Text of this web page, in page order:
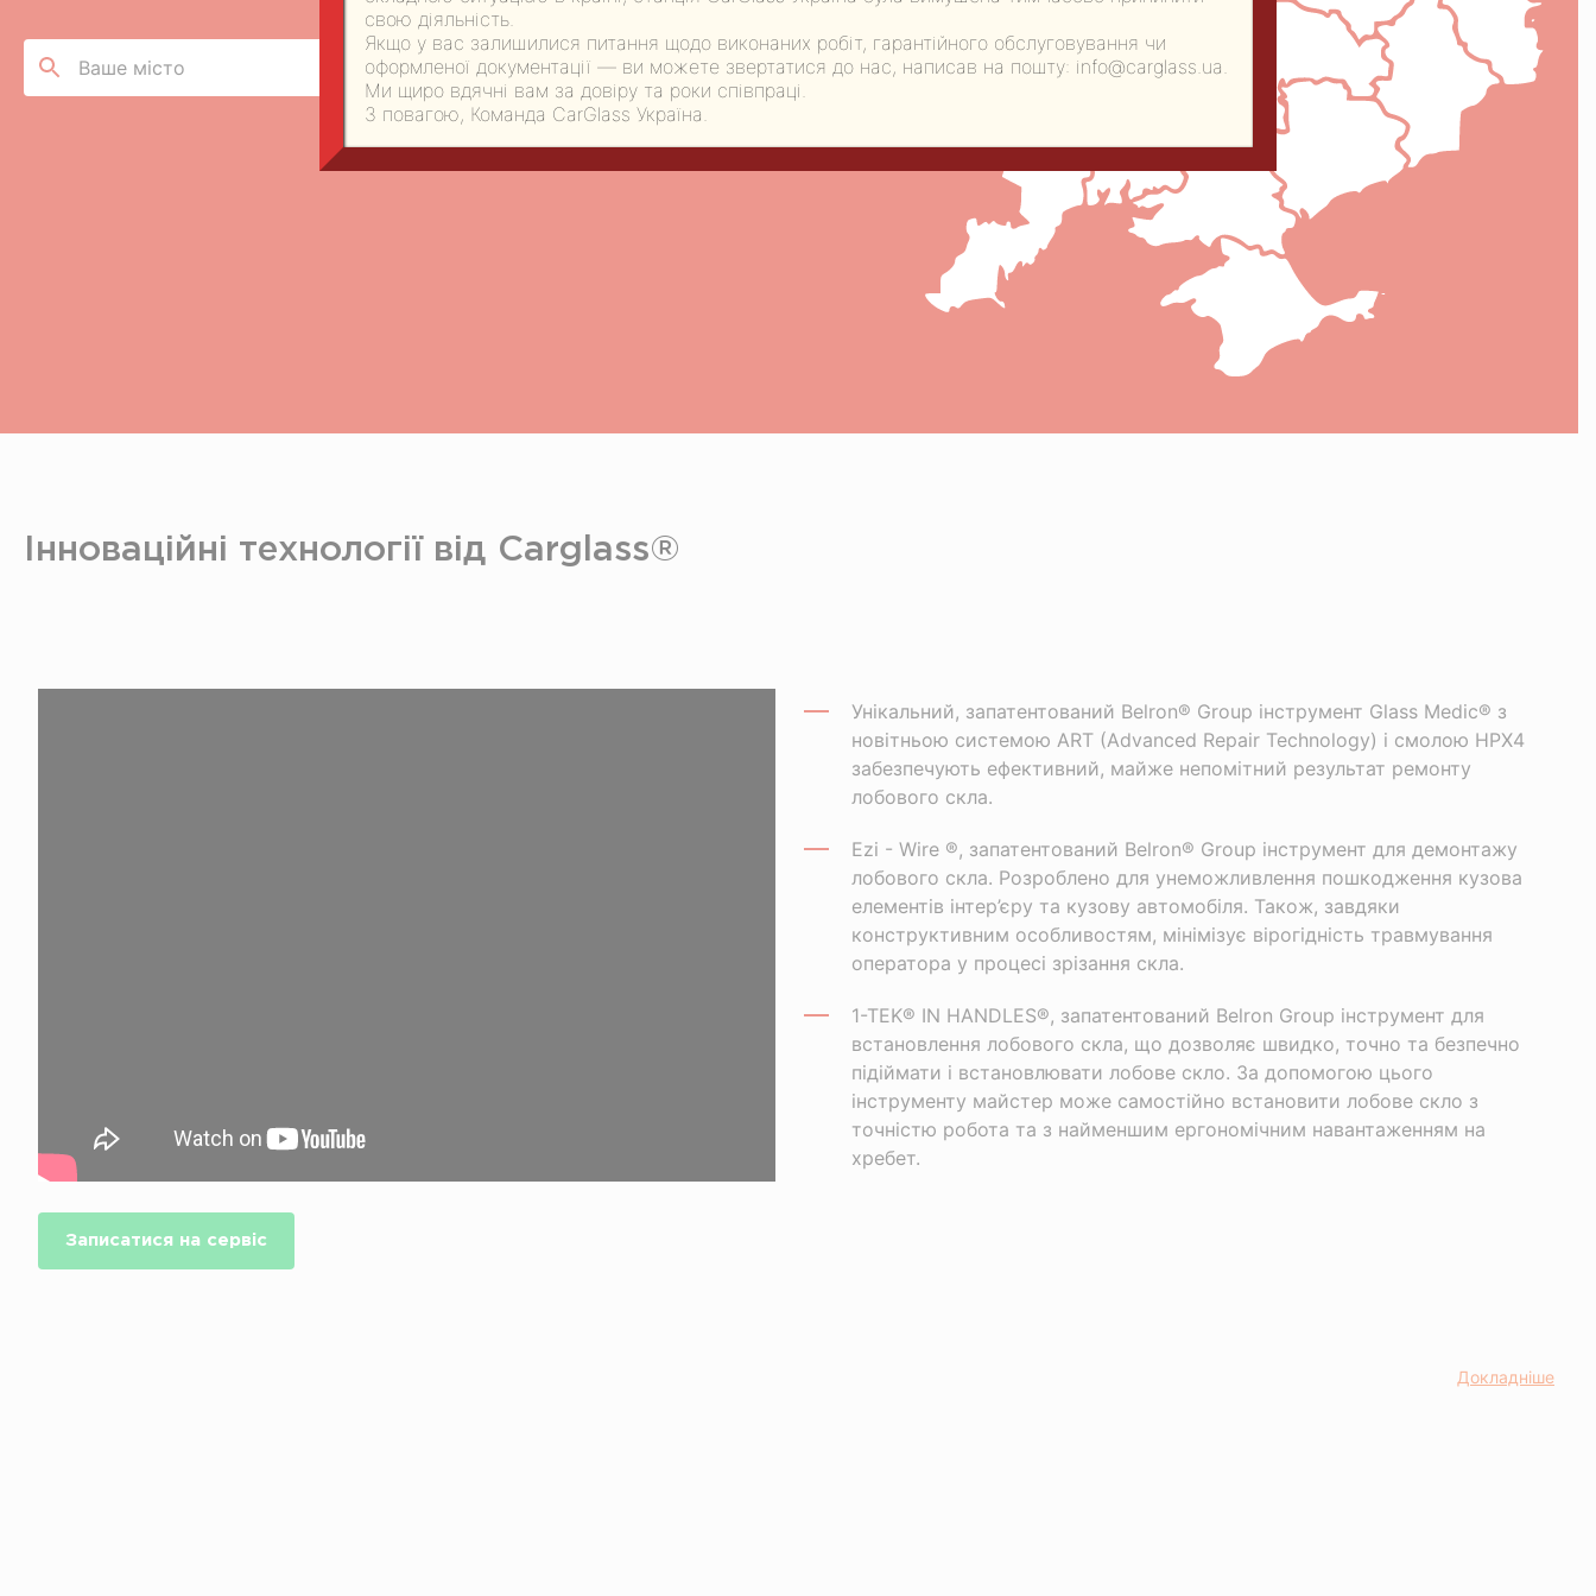
Ваше місто
Інноваційні технології від Carglass®
Записатися на сервіс
Унікальний, запатентований Belron® Group інструмент Glass Medic® з
новітньою системою ART (Advanced Repair Technology) і смолою HPX4
забезпечують ефективний, майже непомітний результат ремонту
лобового скла.
Еzi - Wire ®, запатентований Belron® Group інструмент для демонтажу
лобового скла. Розроблено для унеможливлення пошкодження кузова
елементів інтер’єру та кузову автомобіля. Також, завдяки
конструктивним особливостям, мінімізує вірогідність травмування
оператора у процесі зрізання скла.
1-TEK® IN HANDLES®, запатентований Belron Group інструмент для
встановлення лобового скла, що дозволяє швидко, точно та безпечно
підіймати і встановлювати лобове скло. За допомогою цього
інструменту майстер може самостійно встановити лобове скло з
точністю робота та з найменшим ергономічним навантаженням на
хребет.
Докладнiше
свою діяльність.
Якщо у вас залишилися питання щодо виконаних робіт, гарантійного обслуговування чи
оформленої документації — ви можете звертатися до нас, написав на пошту: info@carglass.ua.
Ми щиро вдячні вам за довіру та роки співпраці.
З повагою, Команда CarGlass Україна.